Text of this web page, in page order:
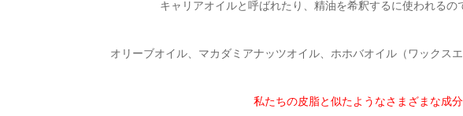
キャリアオイルと呼ばれたり、精油を希釈するに使われるの
オリーブオイル、マカダミアナッツオイル、ホホバオイル（ワックス
私たちの皮脂と似たようなさまざまな成